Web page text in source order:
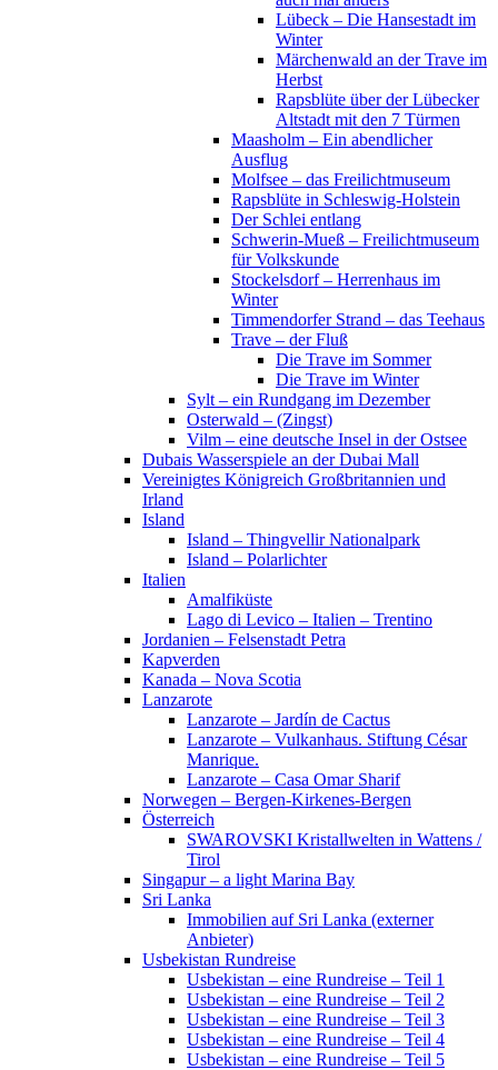
Lübeck – Die Hansestadt im
Winter
Märchenwald an der Trave im
Herbst
Rapsblüte über der Lübecker
Altstadt mit den 7 Türmen
Maasholm – Ein abendlicher
Ausflug
Molfsee – das Freilichtmuseum
Rapsblüte in Schleswig-Holstein
Der Schlei entlang
Schwerin-Mueß – Freilichtmuseum
für Volkskunde
Stockelsdorf – Herrenhaus im
Winter
Timmendorfer Strand – das Teehaus
Trave – der Fluß
Die Trave im Sommer
Die Trave im Winter
Sylt – ein Rundgang im Dezember
Osterwald – (Zingst)
Vilm – eine deutsche Insel in der Ostsee
Dubais Wasserspiele an der Dubai Mall
Vereinigtes Königreich Großbritannien und
Irland
Island
Island – Thingvellir Nationalpark
Island – Polarlichter
Italien
Amalfiküste
Lago di Levico – Italien – Trentino
Jordanien – Felsenstadt Petra
Kapverden
Kanada – Nova Scotia
Lanzarote
Lanzarote – Jardín de Cactus
Lanzarote – Vulkanhaus. Stiftung César
Manrique.
Lanzarote – Casa Omar Sharif
Norwegen – Bergen-Kirkenes-Bergen
Österreich
SWAROVSKI Kristallwelten in Wattens /
Tirol
Singapur – a light Marina Bay
Sri Lanka
Immobilien auf Sri Lanka (externer
Anbieter)
Usbekistan Rundreise
Usbekistan – eine Rundreise – Teil 1
Usbekistan – eine Rundreise – Teil 2
Usbekistan – eine Rundreise – Teil 3
Usbekistan – eine Rundreise – Teil 4
Usbekistan – eine Rundreise – Teil 5